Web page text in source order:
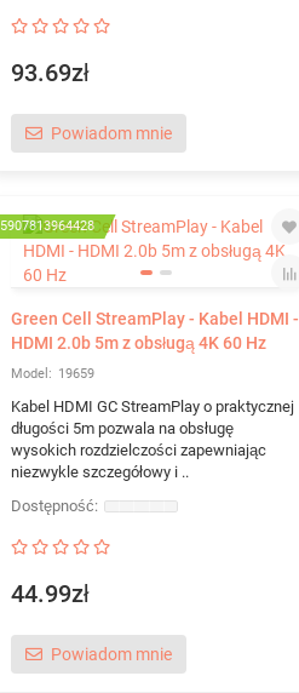
93.69zł
Powiadom mnie
5907813964428
Green Cell StreamPlay - Kabel HDMI -
HDMI 2.0b 5m z obsługą 4K 60 Hz
19659
Kabel HDMI GC StreamPlay o praktycznej
długości 5m pozwala na obsługę
wysokich rozdzielczości zapewniając
niezwykle szczegółowy i ..
44.99zł
Powiadom mnie